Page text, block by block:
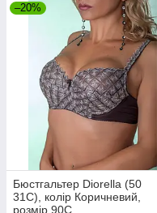
–20%
Бюстгальтер Diorella (50
31C), колір Коричневий,
розмір 90C